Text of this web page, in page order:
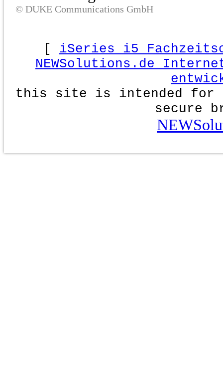
© DUKE Communications GmbH
[ iSeries i5
NEWSolutions.de
this site is intended for
secure